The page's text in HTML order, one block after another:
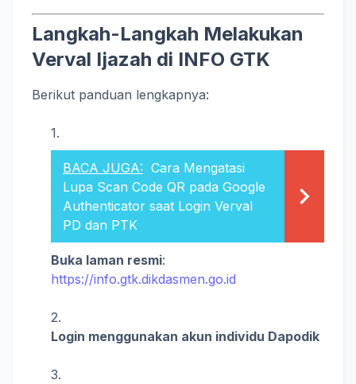
Langkah-Langkah Melakukan
Verval Ijazah di INFO GTK
Berikut panduan lengkapnya:
BACA JUGA: Cara Mengatasi
Lupa Scan Code QR pada Google
Authenticator saat Login Verval
PD dan PTK
Buka laman resmi:
https://info.gtk.dikdasmen.go.id
Login menggunakan akun individu Dapodik